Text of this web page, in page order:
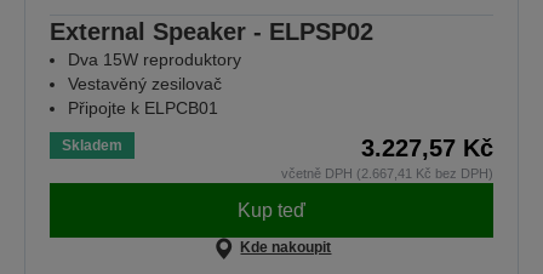
External Speaker - ELPSP02
Dva 15W reproduktory
Vestavěný zesilovač
Připojte k ELPCB01
Skladem 3.227,57 Kč
včetně DPH (2.667,41 Kč bez DPH)
Kup teď
Kde nakoupit